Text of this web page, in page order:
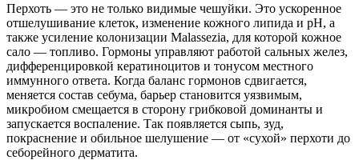
Перхоть — это не только видимые чешуйки. Это ускоренное
отшелушивание клеток, изменение кожного липида и рН, а
также усиление колонизации Malassezia, для которой кожное
сало — топливо. Гормоны управляют работой сальных желез,
дифференцировкой кератиноцитов и тонусом местного
иммунного ответа. Когда баланс гормонов сдвигается,
меняется состав себума, барьер становится уязвимым,
микробиом смещается в сторону грибковой доминанты и
запускается воспаление. Так появляется сыпь, зуд,
покраснение и обильное шелушение — от «сухой» перхоти до
себорейного дерматита.